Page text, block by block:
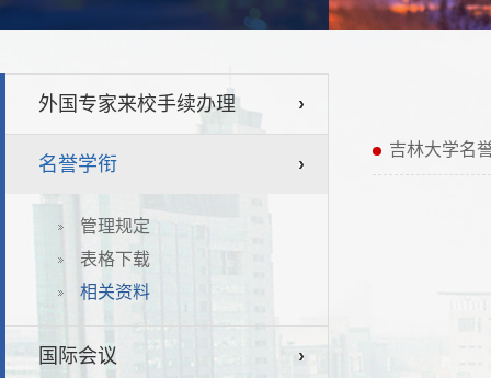
外国专家来校手续办理
名誉学衔
管理规定
表格下载
相关资料
国际会议
吉林大学名